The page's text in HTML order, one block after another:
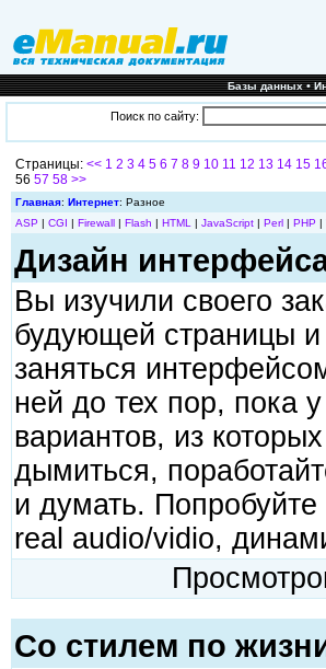
Базы данных•
Поиск по сайту:
Страницы: << 1 2 3 4 5 6 7 8 9 10 11 12 13 14 15
56 57 58 >>
Главная: Интернет: Разное
ASP | CGI | Firewall | Flash | HTML | JavaScript | Perl | PHP |
Дизайн
Вы изучили своего
будующей страницы
заняться
ней до тех пор, пока
вариантов, из
дымиться,
и думать.
real audio/vidio,
Со стилем по